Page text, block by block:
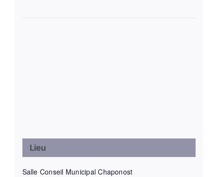
Lieu
Salle Conseil Municipal Chaponost